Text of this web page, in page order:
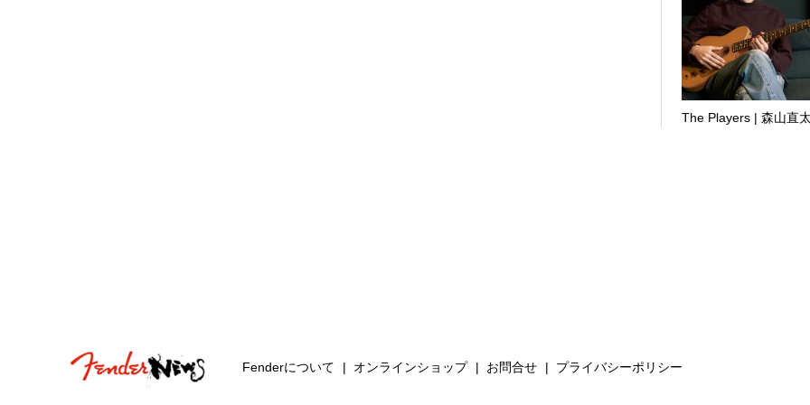
The Players | 森山直
Fenderについて オンラインショップ お問合せ プライバシーポリシー